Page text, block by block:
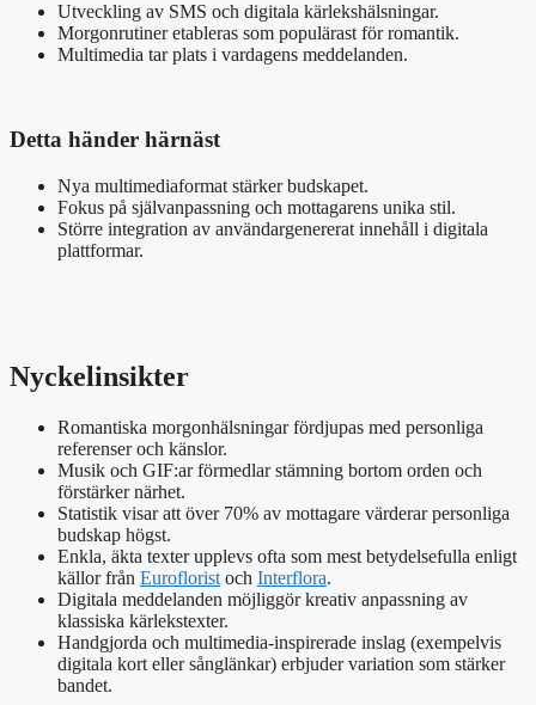
Utveckling av SMS och digitala kärlekshälsningar.
Morgonrutiner etableras som populärast för romantik.
Multimedia tar plats i vardagens meddelanden.
Detta händer härnäst
Nya multimediaformat stärker budskapet.
Fokus på självanpassning och mottagarens unika stil.
Större integration av användargenererat innehåll i digitala
plattformar.
Nyckelinsikter
Romantiska morgonhälsningar fördjupas med personliga
referenser och känslor.
Musik och GIF:ar förmedlar stämning bortom orden och
förstärker närhet.
Statistik visar att över 70% av mottagare värderar personliga
budskap högst.
Enkla, äkta texter upplevs ofta som mest betydelsefulla enligt
källor från Euroflorist och Interflora.
Digitala meddelanden möjliggör kreativ anpassning av
klassiska kärlekstexter.
Handgjorda och multimedia-inspirerade inslag (exempelvis
digitala kort eller sånglänkar) erbjuder variation som stärker
bandet.